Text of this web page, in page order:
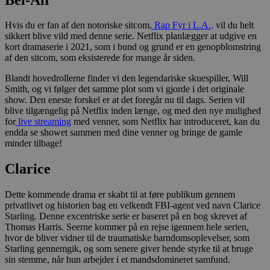
Hvis du er fan af den notoriske sitcom, Rap Fyr i L.A., vil du helt
sikkert blive vild med denne serie. Netflix planlægger at udgive en
kort dramaserie i 2021, som i bund og grund er en genopblomstring
af den sitcom, som eksisterede for mange år siden.
Blandt hovedrollerne finder vi den legendariske skuespiller, Will
Smith, og vi følger det samme plot som vi gjorde i det originale
show. Den eneste forskel er at det foregår nu til dags. Serien vil
blive tilgængelig på Netflix inden længe, og med den nye mulighed
for live streaming med venner, som Netflix har introduceret, kan du
endda se showet sammen med dine venner og bringe de gamle
minder tilbage!
Clarice
Dette kommende drama er skabt til at føre publikum gennem
privatlivet og historien bag en velkendt FBI-agent ved navn Clarice
Starling. Denne excentriske serie er baseret på en bog skrevet af
Thomas Harris. Seerne kommer på en rejse igennem hele serien,
hvor de bliver vidner til de traumatiske barndomsoplevelser, som
Starling gennemgik, og som senere giver hende styrke til at bruge
sin stemme, når hun arbejder i et mandsdomineret samfund.